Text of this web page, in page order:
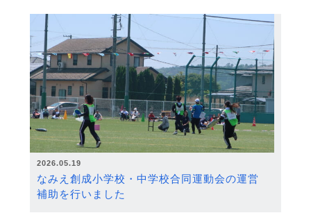
2026.05.19
なみえ創成小学校・中学校合同運動会の運営
補助を行いました